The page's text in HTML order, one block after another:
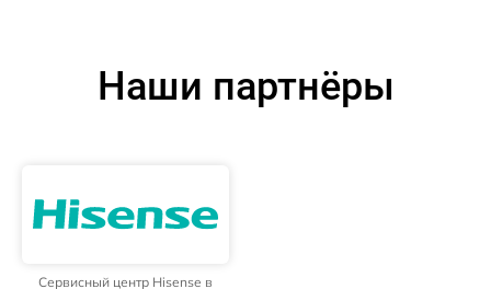
Наши партнёры
Сервисный центр Hisense в